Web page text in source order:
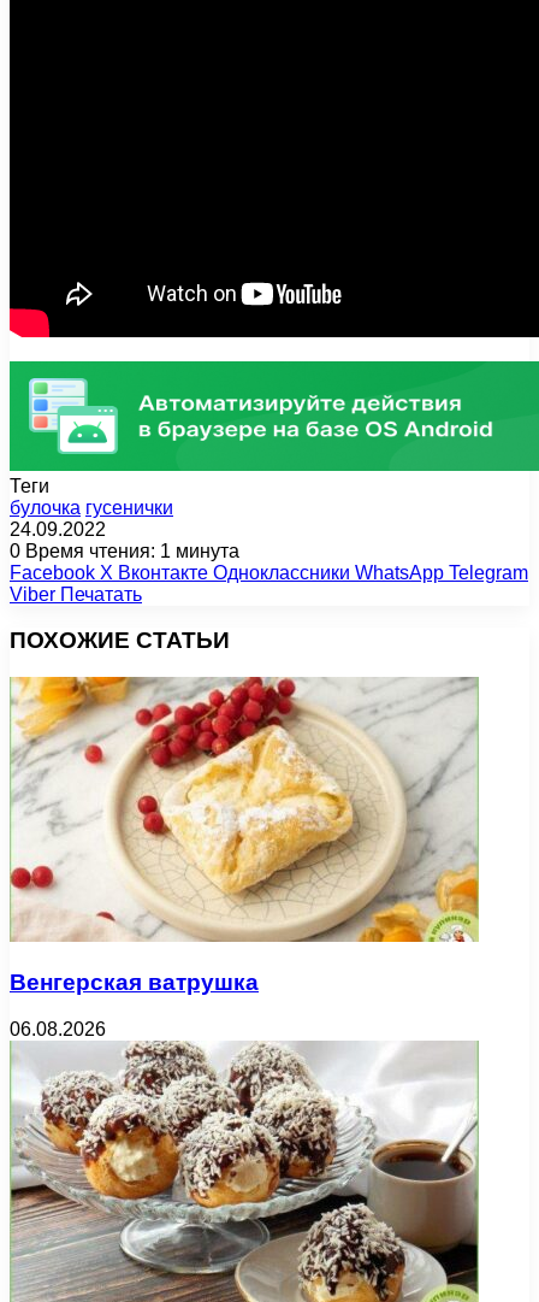
Теги
булочка гусенички
24.09.2022
0 Время чтения: 1 минута
Facebook X Вконтакте Одноклассники WhatsApp Telegram
Viber Печатать
ПОХОЖИЕ СТАТЬИ
Венгерская ватрушка
06.08.2026